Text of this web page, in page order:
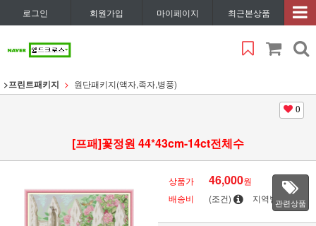
로그인 회원가입 마이페이지 최근본상품
>프린트패키지 원단패키지(액자,족자,병풍)
0
[프패]꽃정원 44*43cm-14ct전체수
상품가 46,000원
배송비
(조건) 지역별관련상품